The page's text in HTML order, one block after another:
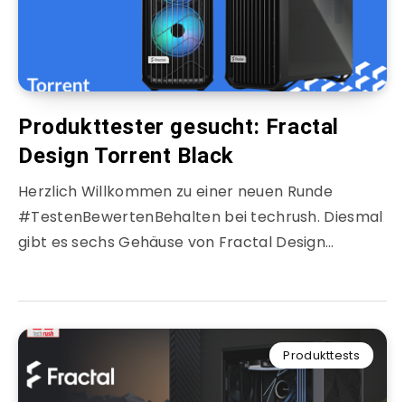
Produkttester gesucht: Fractal
Design Torrent Black
Herzlich Willkommen zu einer neuen Runde
#TestenBewertenBehalten bei techrush. Diesmal
gibt es sechs Gehäuse von Fractal Design…
Produkttests